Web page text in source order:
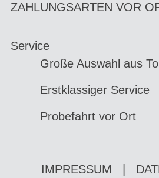
ZAHLUNGSARTEN VOR
Service
Große Auswahl aus
Erstklassiger Service
Probefahrt vor Ort
IMPRESSUM